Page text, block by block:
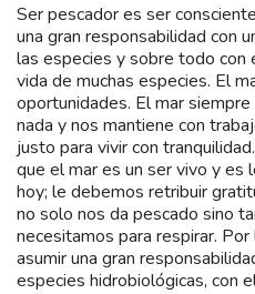
Ser pescador es ser
una gran responsabilidad con
las especies y sobre todo con
vida de muchas especies. El
oportunidades. El mar
nada y nos mantiene con
justo para vivir con
que el mar es un ser vivo y es
hoy; le debemos retribuir
no solo nos da pescado sino
necesitamos para respirar.
asumir una gran
especies hidrobiológicas, con